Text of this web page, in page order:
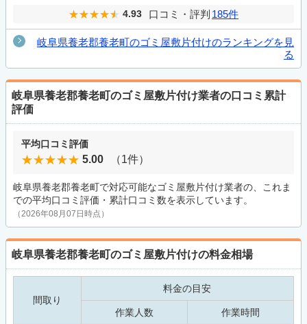
4.93 口コミ・評判 185件
岐阜県養老郡養老町のゴミ屋敷片付けのランキングを見
る
岐阜県養老郡養老町のゴミ屋敷片付け業者の口コミ累計
評価
平均口コミ評価
5.00 （1件）
岐阜県養老郡養老町で対応可能なゴミ屋敷片付け業者の、これま
での平均口コミ評価・累計口コミ数を表示しています。
（2026年08月07日時点）
岐阜県養老郡養老町のゴミ屋敷片付けの料金相場
間取り
料金の目安
作業人数 作業時間